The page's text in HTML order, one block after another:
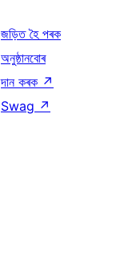
জড়িত হৈ পৰক
অনুষ্ঠানবোৰ
দান কৰক ↗
Swag ↗